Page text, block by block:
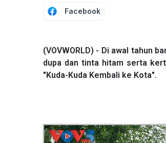
Facebook
(VOVWORLD) - Di awal tahun
dupa dan tinta hitam serta
"Kuda-Kuda Kembali ke Kota".